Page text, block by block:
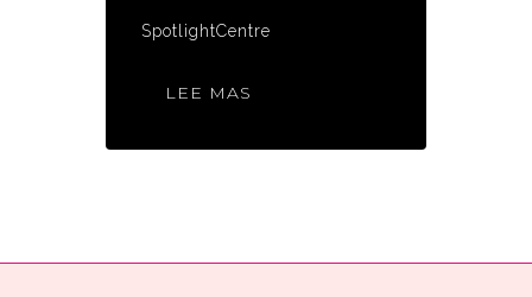
SpotlightCentre
LEE MAS